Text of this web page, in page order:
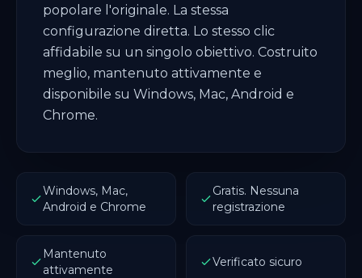
popolare l'originale. La stessa
configurazione diretta. Lo stesso clic
affidabile su un singolo obiettivo. Costruito
meglio, mantenuto attivamente e
disponibile su Windows, Mac, Android e
Chrome.
Windows, Mac,
Android e Chrome
Gratis. Nessuna
registrazione
Mantenuto
attivamente
Verificato sicuro